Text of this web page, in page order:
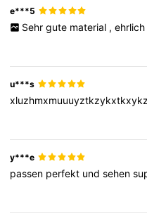
e***5
Sehr gute material , ehrlich
u***s
y***e
passen perfekt undsehen